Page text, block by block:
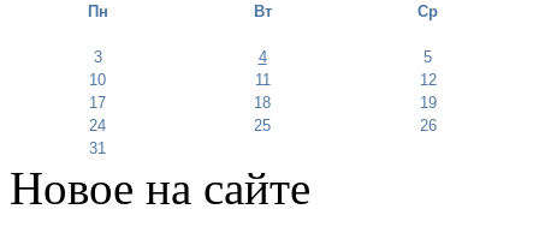
Пн Вт Ср
3 4
5
10
11
12
17
18
19
24
25
26
31
Новое на сайте